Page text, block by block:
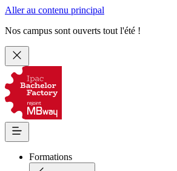
Aller au contenu principal
Nos campus sont ouverts tout l'été !
Formations